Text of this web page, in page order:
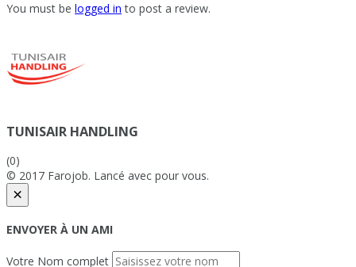
You must be logged in to post a review.
TUNISAIR HANDLING
(0)
© 2017 Farojob. Lancé avec pour vous.
×
ENVOYER À UN AMI
Votre Nom complet